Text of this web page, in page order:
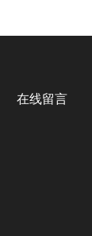
在线留言